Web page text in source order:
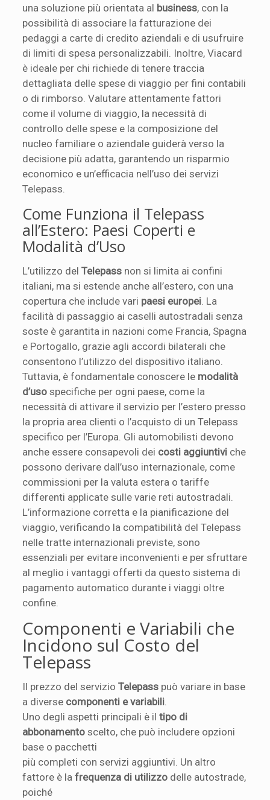
una soluzione più orientata al business, con la
possibilità di associare la fatturazione dei
pedaggi a carte di credito aziendali e di usufruire
di limiti di spesa personalizzabili. Inoltre, Viacard
è ideale per chi richiede di tenere traccia
dettagliata delle spese di viaggio per fini contabili
o di rimborso. Valutare attentamente fattori
come il volume di viaggio, la necessità di
controllo delle spese e la composizione del
nucleo familiare o aziendale guiderà verso la
decisione più adatta, garantendo un risparmio
economico e un’efficacia nell’uso dei servizi
Telepass.
Come Funziona il Telepass
all’Estero: Paesi Coperti e
Modalità d’Uso
L’utilizzo delTelepass non si limita ai confini
italiani, ma si estende anche all’estero, con una
copertura che include vari paesi europei . La
facilità di passaggio ai caselli autostradali senza
soste è garantita in nazioni come Francia, Spagna
e Portogallo, grazie agli accordi bilaterali che
consentono l’utilizzo del dispositivo italiano.
Tuttavia, è fondamentale conoscere le modalità
d’uso specifiche per ogni paese, come la
necessità di attivare il servizio per l’estero presso
la propria area clienti o l’acquisto di un Telepass
specifico per l’Europa. Gli automobilisti devono
anche essere consapevoli dei costi aggiuntivi che
possono derivare dall’uso internazionale, come
commissioni per la valuta estera o tariffe
differenti applicate sulle varie reti autostradali.
L’informazione corretta e la pianificazione del
viaggio, verificando la compatibilità del Telepass
nelle tratte internazionali previste, sono
essenziali per evitare inconvenienti e per sfruttare
al meglio i vantaggi offerti da questo sistema di
pagamento automatico durante i viaggi oltre
confine.
Componenti e Variabili che
Incidono sul Costo del
Telepass
Il prezzo del servizioTelepass può variare in base
a diverse componenti e variabili
Uno degli aspetti principali è iltipo di
abbonamento scelto, che può includere opzioni
base o pacchetti
più completi con servizi aggiuntivi. Un altro
fattore è lafrequenza di utilizzo delle autostrade,
poiché